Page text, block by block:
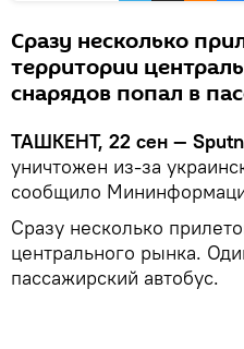
Сразу несколько
территории
снарядов попал в
ТАШКЕНТ, 22 сен —
уничтожен из-за
сообщило
Сразу несколько
центрального рынка.
пассажирский автобус.